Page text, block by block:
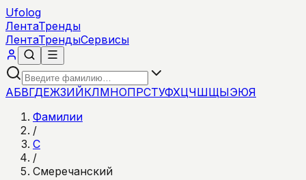
Ufolog
ЛентаТренды
ЛентаТрендыСервисы
АБВГДЕЖЗИЙКЛМНОПРСТУФХЦЧШЩЫЭЮЯ
Фамилии
/
С
/
Смеречанский